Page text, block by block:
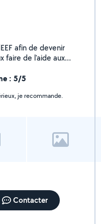
afin de devenir
faire de l'aide aux
: 5/5
je recommande.
Contacter